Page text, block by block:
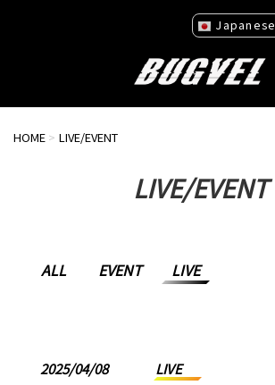
HOME > LIVE/EVENT
LIVE/EVENT
ALL EVENT LIVE
2025/04/08
LIVE
Japanese